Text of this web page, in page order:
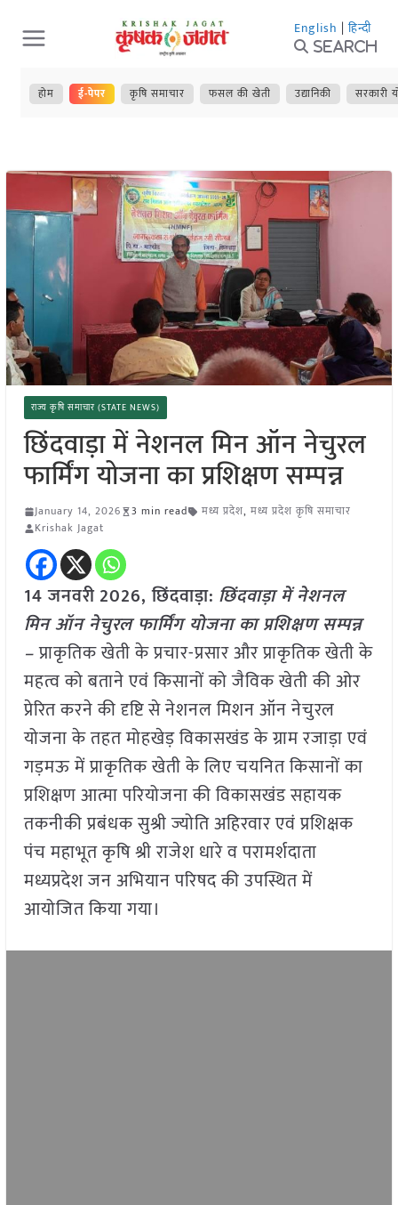
Skip
to
content
English | हिन्दी
Search
होम ई-पेपर कृषि समाचार फसल की खेती उद्यानिकी सरकारी
राज्य कृषि समाचार (STATE NEWS)
छिंदवाड़ा में नेशनल मिन ऑन नेचुरल
फार्मिंग योजना का प्रशिक्षण सम्पन्न
January 14, 2026 3 min read मध्य प्रदेश, मध्य प्रदेश कृषि समाचार
Krishak Jagat
14 जनवरी2026,छिंदवाड़ा: छिंदवाड़ा में नेशनल
मिन ऑन नेचुरल फार्मिंग योजना का प्रशिक्षण सम्पन्न
–प्राकृतिक खेती के प्रचार-प्रसार और प्राकृतिक खेती के
महत्व को बताने एवं किसानों को जैविक खेती की ओर
प्रेरित करने की दृष्टि से नेशनल मिशन ऑन नेचुरल
योजना के तहत मोहखेड़ विकासखंड के ग्राम रजाड़ा एवं
गड़मऊ में प्राकृतिक खेती के लिए चयनित किसानों का
प्रशिक्षण आत्मा परियोजना की विकासखंड सहायक
तकनीकी प्रबंधक सुश्री ज्योति अहिरवार एवं प्रशिक्षक
पंच महाभूत कृषि श्री राजेश धारे व परामर्शदाता
मध्यप्रदेश जन अभियान परिषद की उपस्थित में
आयोजित किया गया।